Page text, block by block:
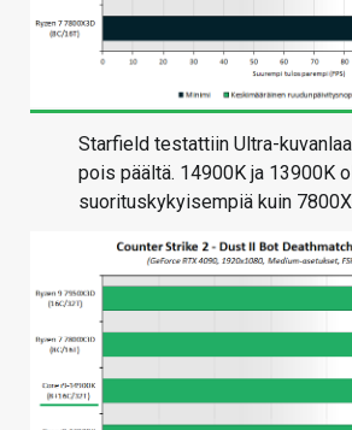
Starfield testattiin Ultra-
pois päältä. 14900K ja 13900K
suorituskykyisempiä kuin